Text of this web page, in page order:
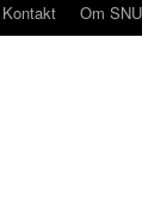
Kontakt Om